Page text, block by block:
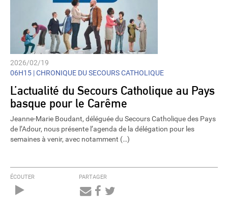
2026/02/19
06H15 |CHRONIQUE DU SECOURS CATHOLIQUE
L’actualité du Secours Catholique au Pays
basque pour le Carême
Jeanne-Marie Boudant, déléguée du Secours Catholique des Pays
de l’Adour, nous présente l’agenda de la délégation pour les
semaines à venir, avec notamment (…)
ÉCOUTER PARTAGER